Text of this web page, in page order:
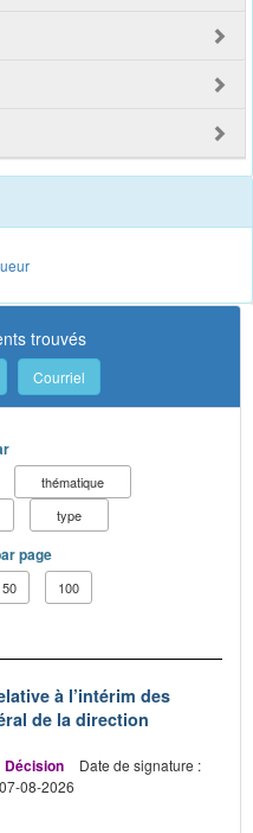
trouvés
Courriel
thématique
type
page
50 100
à l’intérim des
de la direction
Décision
Date de signature :
08-2026